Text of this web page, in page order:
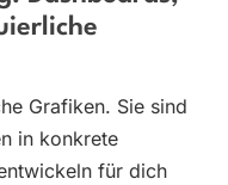
Grafiken. Sie sind
in konkrete
für dich